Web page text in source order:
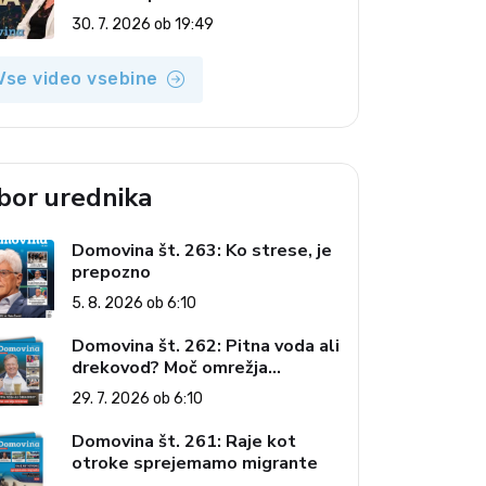
(Vroča tema, 30. 7. 2026)
30. 7. 2026 ob 19:49
video vsebine
urednika
Domovina št. 263: Ko strese, je
prepozno
5. 8. 2026 ob 6:10
Domovina št. 262: Pitna voda ali
drekovod? Moč omrežja
interesov
29. 7. 2026 ob 6:10
Domovina št. 261: Raje kot
otroke sprejemamo migrante